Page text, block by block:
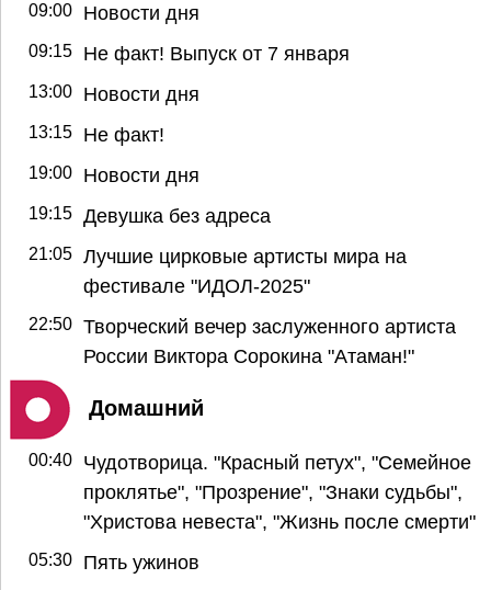
09:00 Новости дня
09:15 Не факт! Выпуск от 7 января
13:00 Новости дня
13:15 Не факт!
19:00 Новости дня
19:15 Девушка без адреса
21:05 Лучшие цирковые артисты мира на
фестивале "ИДОЛ-2025"
22:50 Творческий вечер заслуженного артиста
России Виктора Сорокина "Атаман!"
Домашний
00:40
Чудотворица. "Красный петух", "Семейное
проклятье", "Прозрение", "Знаки судьбы",
"Христова невеста", "Жизнь после смерти"
05:30 Пять ужинов